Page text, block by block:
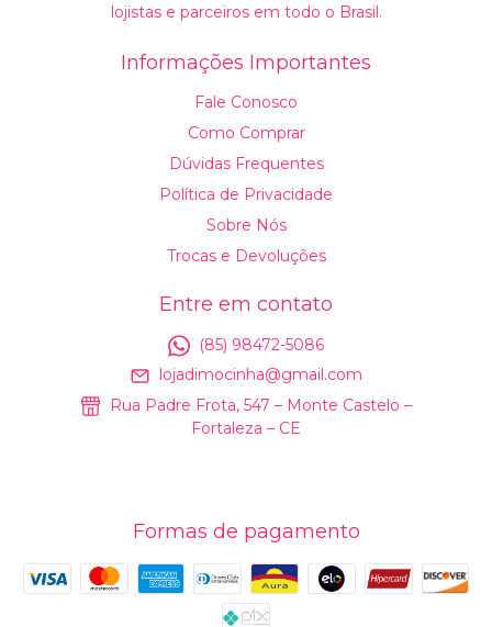
lojistas e parceiros em todo o Brasil.
Informações Importantes
Fale Conosco
Como Comprar
Dúvidas Frequentes
Política de Privacidade
Sobre Nós
Trocas e Devoluções
Entre em contato
(85) 98472-5086
lojadimocinha@gmail.com
Rua Padre Frota, 547 – Monte Castelo –
Fortaleza – CE
Formas de pagamento